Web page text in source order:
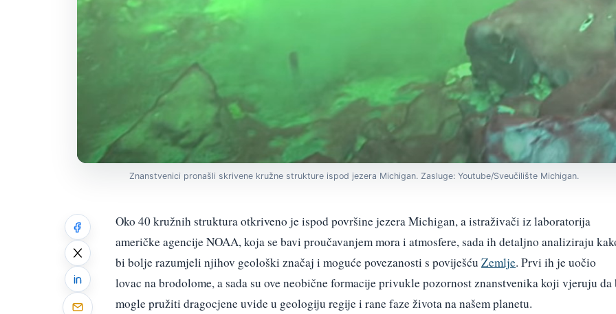
Znanstvenici pronašli skrivene kružne strukture ispod jezera Michigan. Zasluge: Youtube/Sveučilište Michigan.
Oko 40 kružnih struktura otkriveno je ispod površine jezera Michigan, a istraživači iz laboratorija
američke agencije NOAA, koja se bavi proučavanjem mora i atmosfere, sada ih detaljno analiziraju
bi bolje razumjeli njihov geološki značaj i moguće povezanosti s poviješću Zemlje. Prvi ih je uočio
lovac na brodolome, a sada su ove neobične formacije privukle pozornost znanstvenika koji vjeruju da
mogle pružiti dragocjene uvide u geologiju regije i rane faze života na našem planetu.